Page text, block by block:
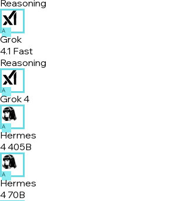
Reasoning
A
Grok
4.1 Fast
Reasoning
A
Grok 4
A
Hermes
4 405B
A
Hermes
4 70B